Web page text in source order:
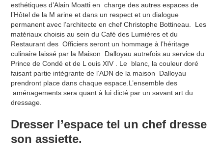
esthétiques d’Alain Moatti en charge des autres espaces de
l’Hôtel de la M arine et dans un respect et un dialogue
permanent avec l’architecte en chef Christophe Bottineau. Les
matériaux choisis au sein du Café des Lumières et du
Restaurant des Officiers seront un hommage à l’héritage
culinaire laissé par la Maison Dalloyau autrefois au service du
Prince de Condé et de L ouis XIV . Le blanc, la couleur doré
faisant partie intégrante de l’ADN de la maison Dalloyau
prendront place dans chaque espace.L’ensemble des
aménagements sera quant à lui dicté par un savant art du
dressage.
Dresser l’espace tel un chef dresse
son assiette.